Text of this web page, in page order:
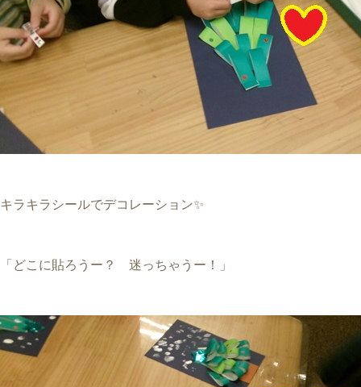
キラキラシールでデコレーション✨
「どこに貼ろうー？ 迷っちゃうー！」